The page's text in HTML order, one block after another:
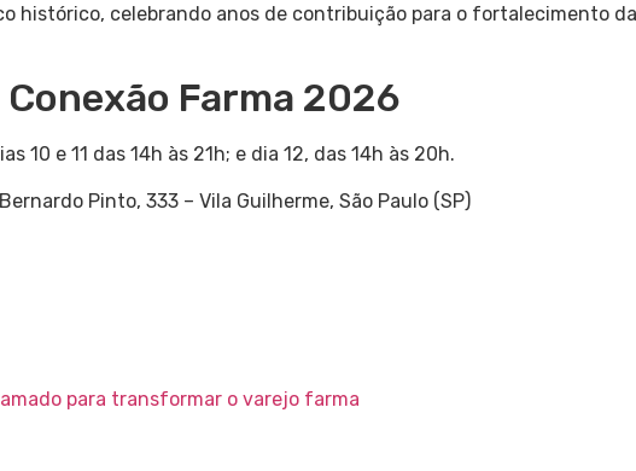
histórico, celebrando anos de contribuição para o fortalecimento
Farma 2026
10 e 11 das 14h às 21h; e dia 12, das 14h às 20h.
Pinto, 333 – Vila Guilherme, São Paulo (SP)
para transformar o varejo farma